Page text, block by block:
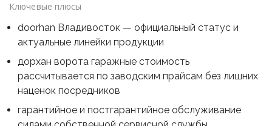
Ключевые плюсы
doorhan Владивосток — официальный статус и
актуальные линейки продукции
дорхан ворота гаражные стоимость
рассчитывается по заводским прайсам без лишних
наценок посредников
гарантийное и постгарантийное обслуживание